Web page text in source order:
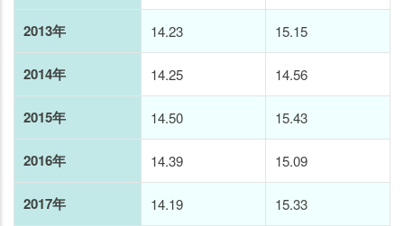
2013年 14.23 15.15
2014年 14.25 14.56
2015年 14.50 15.43
2016年 14.39 15.09
2017年 14.19 15.33